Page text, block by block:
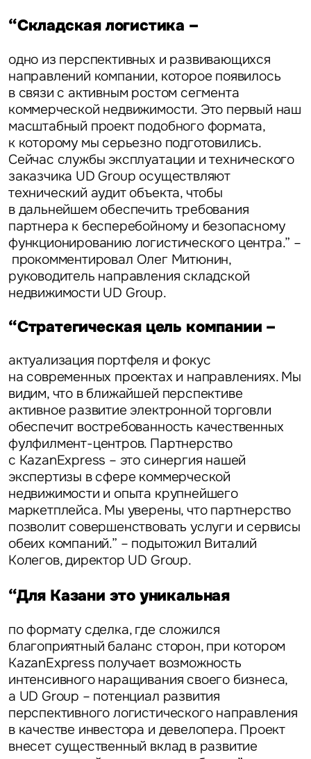
“Складская логистика –
одно из перспективных и развивающихся
направлений компании, которое появилось
в связи с активным ростом сегмента
коммерческой недвижимости. Это первый наш
масштабный проект подобного формата,
к которому мы серьезно подготовились.
Сейчас службы эксплуатации и технического
заказчика UD Group осуществляют
технический аудит объекта, чтобы
в дальнейшем обеспечить требования
партнера к бесперебойному и безопасному
функционированию логистического центра.” –
прокомментировал Олег Митюнин,
руководитель направления складской
недвижимости UD Group.
“Стратегическая цель компании –
актуализация портфеля и фокус
на современных проектах и направлениях. Мы
видим, что в ближайшей перспективе
активное развитие электронной торговли
обеспечит востребованность качественных
фулфилмент-центров. Партнерство
с KazanExpress – это синергия нашей
экспертизы в сфере коммерческой
недвижимости и опыта крупнейшего
маркетплейса. Мы уверены, что партнерство
позволит совершенствовать услуги и сервисы
обеих компаний.” – подытожил Виталий
Колегов, директор UD Group.
“Для Казани это уникальная
по формату сделка, где сложился
благоприятный баланс сторон, при котором
KazanExpress получает возможность
интенсивного наращивания своего бизнеса,
а UD Group – потенциал развития
перспективного логистического направления
в качестве инвестора и девелопера. Проект
внесет существенный вклад в развитие
Задайте свой вопрос
Вопрос
Предложение
Жалоба
Это обязательное поле
Это обязательное поле
Это обязательное поле